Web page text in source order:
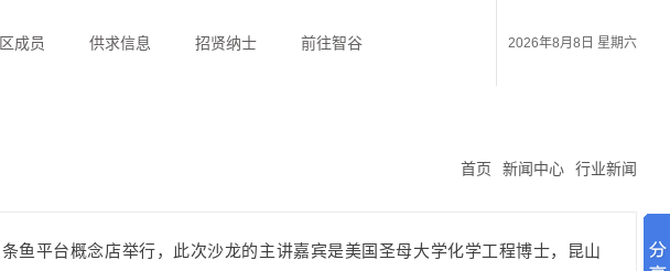
成员 供求信息 招贤纳士 前往智谷 2026年8月8日 星期六
首页 新闻中心 行业新闻
鱼平台概念店举行，此次沙龙的主讲嘉宾是美国圣母大学化学工程博士，昆山